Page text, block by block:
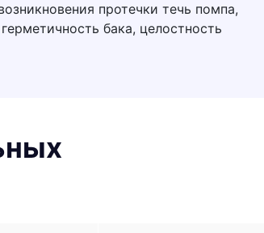
протечки течь помпа,
бака, целостность